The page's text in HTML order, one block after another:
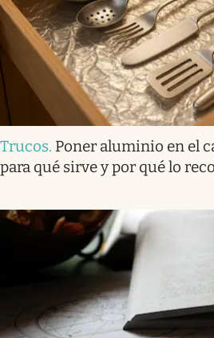
Trucos. Poner aluminio en el
para qué sirve y por qué lo